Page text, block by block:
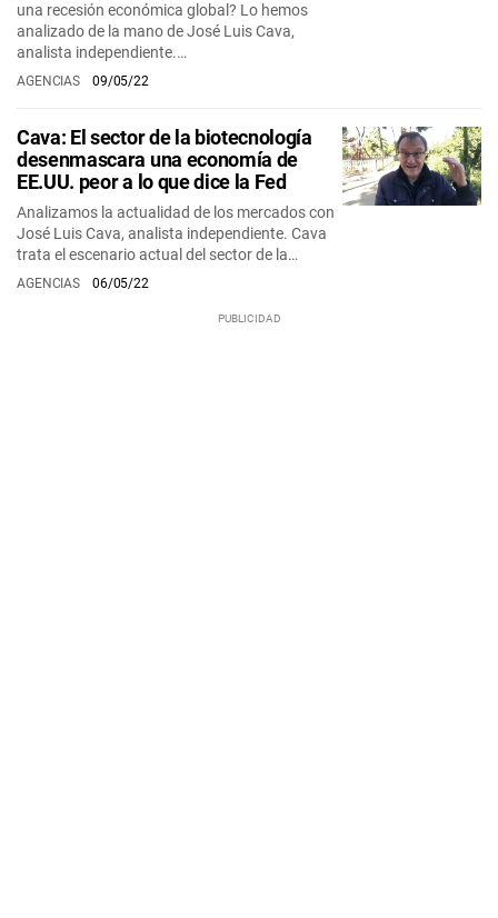
una recesión económica global? Lo hemos
analizado de la mano de José Luis Cava,
analista independiente.…
AGENCIAS 09/05/22
Cava: El sector de la biotecnología
desenmascara una economía de
EE.UU. peor a lo que dice la Fed
Analizamos la actualidad de los mercados con
José Luis Cava, analista independiente. Cava
trata el escenario actual del sector de la…
AGENCIAS 06/05/22